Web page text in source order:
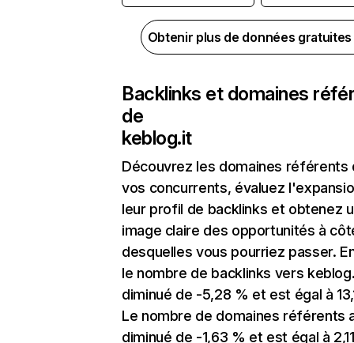
Obtenir plus de données
Backlinks et domaines
de
keblog.it
Découvrez les domaines référents
vos concurrents, évaluez
leur profil de backlinks et obtenez
image claire des opportunités à
desquelles vous pourriez passer.
le nombre de backlinks vers
diminué de -5,28 % et est égal à
Le nombre de domaines référents
diminué de -1,63 % et est égal à